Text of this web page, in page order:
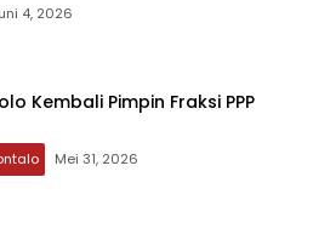
4, 2026
Kembali Pimpin Fraksi PPP
Mei 31, 2026